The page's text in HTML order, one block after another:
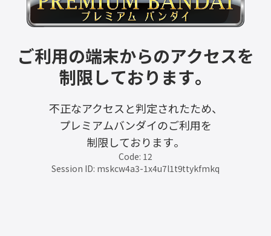
ご利用の端末からのアクセスを
制限しております。
不正なアクセスと判定されたため、
プレミアムバンダイのご利用を
制限しております。
Code: 12
Session ID: mskcw4a3-1x4u7l1t9ttykfmkq